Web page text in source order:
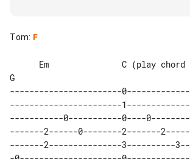
Tom: F
G
-----------------------0-------------
-----------------------1-------------
-----------0-----------0----0--------
-------2------0--------2-------2-----
-------2---------------3----------3--